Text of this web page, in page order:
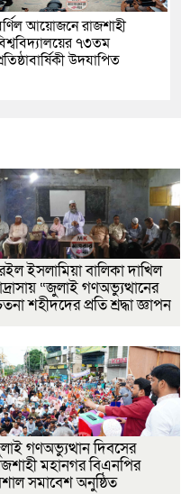
আয়োজনে রাজশাহী
৭৩তম
উদযাপিত
ইসলামিয়া বালিকা দাখিল
“জুলাই গণঅভ্যুত্থানের
শহীদদের প্রতি শ্রদ্ধা জ্ঞাপন
গণঅভ্যুত্থান দিবসের
মহানগর বিএনপির
সমাবেশ অনুষ্ঠিত